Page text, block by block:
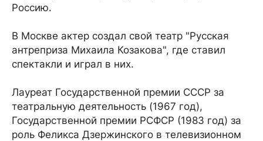
Россию.
В Москве актер создал свой театр "Русская
антреприза Михаила Козакова", где ставил
спектакли и играл в них.
Лауреат Государственной премии СССР за
театральную деятельность (1967 год),
Государственной премии РСФСР (1983 год) за
роль Феликса Дзержинского в телевизионном